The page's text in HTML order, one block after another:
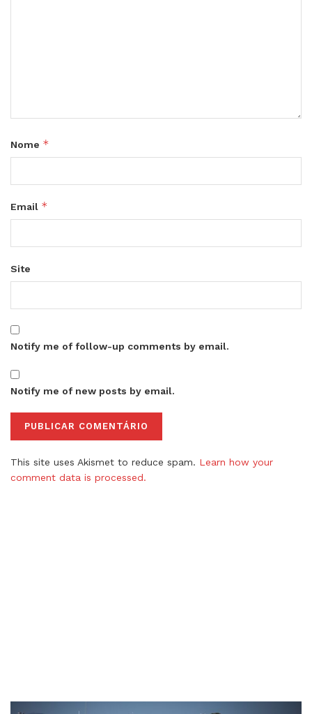
Nome *
Email *
Site
Notify me of follow-up comments by email.
Notify me of new posts by email.
This site uses Akismet to reduce spam. Learn how your
comment data is processed.